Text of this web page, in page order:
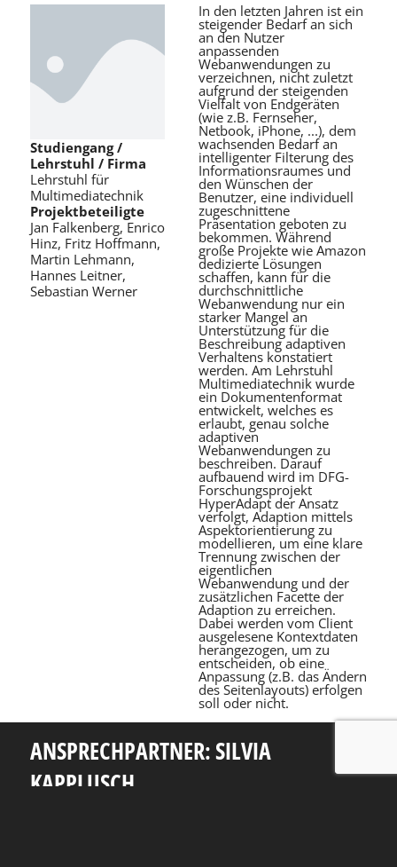
Studiengang /
Lehrstuhl / Firma
Lehrstuhl für
Multimediatechnik
Projektbeteiligte
Jan Falkenberg, Enrico
Hinz, Fritz Hoffmann,
Martin Lehmann,
Hannes Leitner,
Sebastian Werner
In den letzten Jahren ist ein
steigender Bedarf an sich
an den Nutzer
anpassenden
Webanwendungen zu
verzeichnen, nicht zuletzt
aufgrund der steigenden
Vielfalt von Endgeräten
(wie z.B. Fernseher,
Netbook, iPhone, ...), dem
wachsenden Bedarf an
intelligenter Filterung des
Informationsraumes und
den Wünschen der
Benutzer, eine individuell
zugeschnittene
Präsentation geboten zu
bekommen. Während
große Projekte wie Amazon
dedizierte Lösungen
schaffen, kann für die
durchschnittliche
Webanwendung nur ein
starker Mangel an
Unterstützung für die
Beschreibung adaptiven
Verhaltens konstatiert
werden. Am Lehrstuhl
Multimediatechnik wurde
ein Dokumentenformat
entwickelt, welches es
erlaubt, genau solche
adaptiven
Webanwendungen zu
beschreiben. Darauf
aufbauend wird im DFG-
Forschungsprojekt
HyperAdapt der Ansatz
verfolgt, Adaption mittels
Aspektorientierung zu
modellieren, um eine klare
Trennung zwischen der
eigentlichen
Webanwendung und der
zusätzlichen Facette der
Adaption zu erreichen.
Dabei werden vom Client
ausgelesene Kontextdaten
herangezogen, um zu
entscheiden, ob eine
Anpassung (z.B. das Ändern
des Seitenlayouts) erfolgen
soll oder nicht.
ANSPRECHPARTNER: SILVIA
KAPPLUSCH